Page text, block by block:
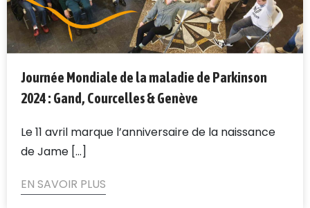
Journée Mondiale de la maladie de Parkinson
2024 : Gand, Courcelles & Genève
Le 11 avril marque l’anniversaire de la naissance
de Jame [...]
EN SAVOIR PLUS